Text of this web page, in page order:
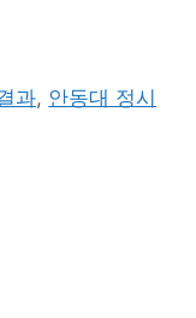
과, 안동대 정시